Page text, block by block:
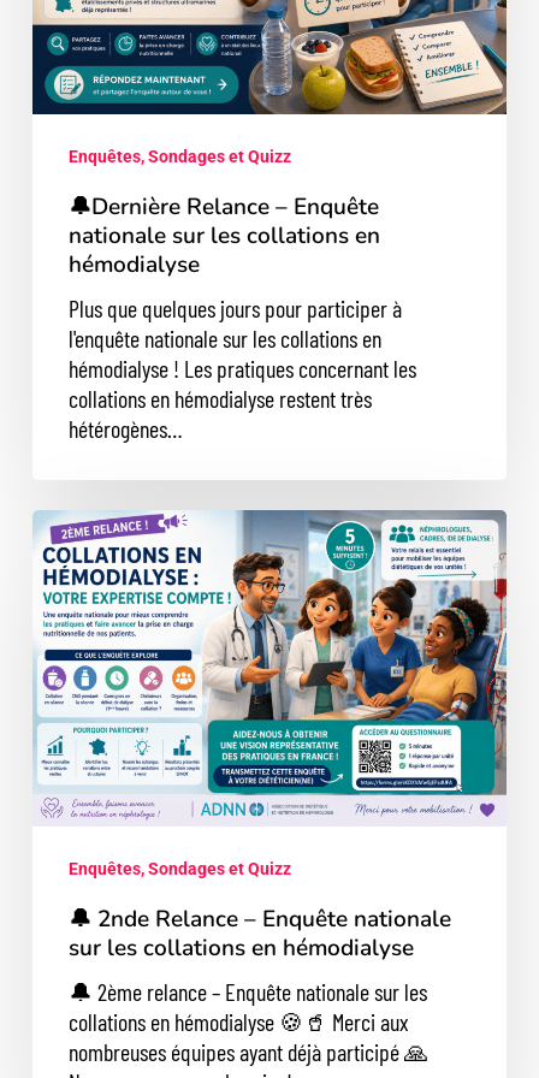
les
collations
en
hémodialyse
Enquêtes, Sondages et Quizz
🔔Dernière Relance – Enquête
nationale sur les collations en
hémodialyse
Plus que quelques jours pour participer à
l'enquête nationale sur les collations en
hémodialyse ! Les pratiques concernant les
collations en hémodialyse restent très
hétérogènes…
🔔
2nde
Relance
Enquête
nationale
sur
les
collations
en
hémodialyse
Enquêtes, Sondages et Quizz
🔔 2nde Relance – Enquête nationale
sur les collations en hémodialyse
🔔 2ème relance – Enquête nationale sur les
collations en hémodialyse 🍪🥤 Merci aux
nombreuses équipes ayant déjà participé 🙏